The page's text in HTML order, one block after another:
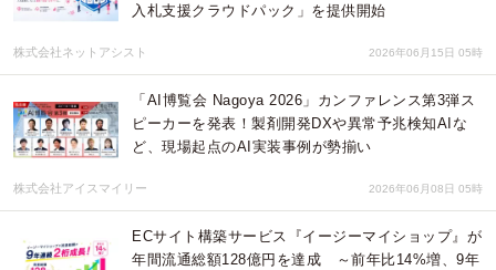
入札支援クラウドパック」を提供開始
株式会社ネットアシスト 2026年06月15日 05時
「AI博覧会 Nagoya 2026」カンファレンス第3弾ス
ピーカーを発表！製剤開発DXや異常予兆検知AIな
ど、現場起点のAI実装事例が勢揃い
株式会社アイスマイリー 2026年06月08日 05時
ECサイト構築サービス『イージーマイショップ』が
年間流通総額128億円を達成 ～前年比14%増、9年